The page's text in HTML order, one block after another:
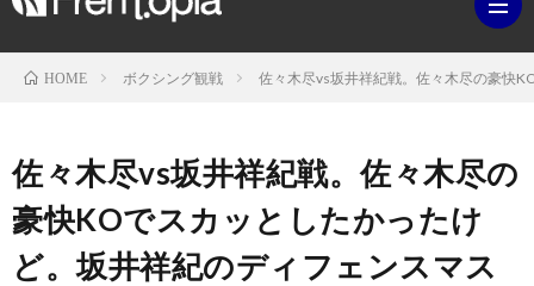
HOME ボクシング観戦 佐々木尽vs坂井祥紀戦。佐々木尽の豪快
佐々木尽vs坂井祥紀戦。佐々木尽の
豪快KOでスカッとしたかったけ
ど。坂井祥紀のディフェンスマス